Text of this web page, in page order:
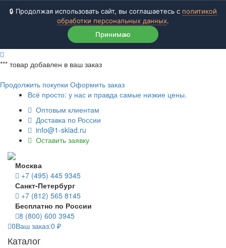
🔒 Продолжая использовать сайт, вы соглашаетесь с политикой
обработки персональных данных.
Принимаю
*** товар добавлен в ваш заказ
Продолжить покупки Оформить заказ
Всё просто: у нас и правда самые низкие цены.
Оптовым клиентам
Доставка по России
info@1-sklad.ru
Оставить заявку
Москва
+7 (495) 445 9345
Санкт-Петербург
+7 (812) 565 8145
Бесплатно по России
8 (800) 600 3945
0Ваш заказ:0 ₽
Каталог